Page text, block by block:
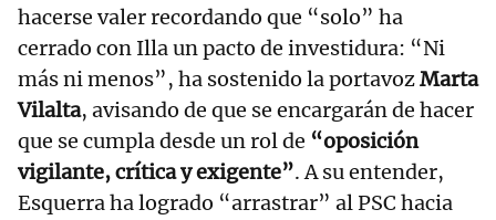
hacerse valer recordando que “solo” ha
cerrado con Illa un pacto de investidura: “Ni
más ni menos”, ha sostenido la portavozMarta
Vilalta, avisando de que se encargarán de hacer
que se cumpla desde un rol de “oposición
vigilante, crítica y exigente”. A su entender,
Esquerra ha logrado “arrastrar” al PSC hacia